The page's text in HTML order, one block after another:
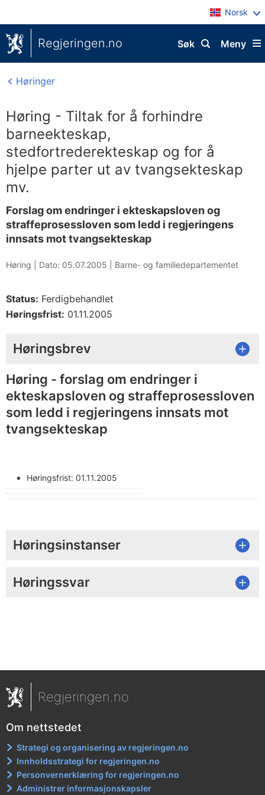
Norsk
Regjeringen.no Meny
Søk
Høringer
Høring - Tiltak for å forhindre
barneekteskap,
stedfortrederekteskap og for å
hjelpe parter ut av tvangsekteskap
mv.
Forslag om endringer i ekteskapsloven og
straffeprosessloven som ledd i regjeringens
innsats mot tvangsekteskap
Høring | Dato: 05.07.2005 Barne- og familiedepartementet
Status: Ferdigbehandlet
Høringsfrist: 01.11.2005
Høringsbrev
Høring - forslag om endringer i
ekteskapsloven og straffeprosessloven
som ledd i regjeringens innsats mot
tvangsekteskap
Høringsfrist: 01.11.2005
Høringsinstanser
Høringssvar
Regjeringen.no
Om nettstedet
Strategi og organisering av regjeringen.no
Innholdsstrategi for regjeringen.no
Personvernerklæring for regjeringen.no
Administrer informasjonskapsler